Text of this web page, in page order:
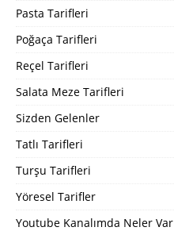
Pasta Tarifleri
Poğaça Tarifleri
Reçel Tarifleri
Salata Meze Tarifleri
Sizden Gelenler
Tatlı Tarifleri
Turşu Tarifleri
Yöresel Tarifler
Youtube Kanalımda Neler Var